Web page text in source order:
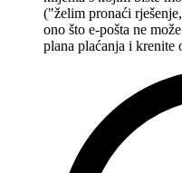
("želim pronaći
ono što e-pošta ne
plana plaćanja i krenite